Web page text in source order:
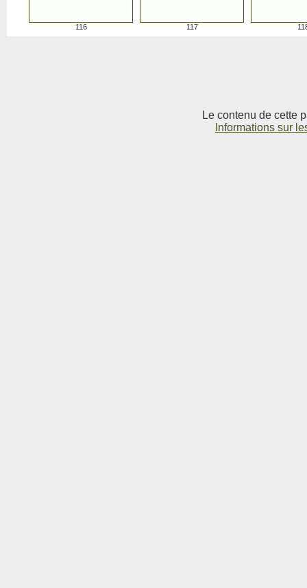
116 117
Le contenu de cette
Informations sur